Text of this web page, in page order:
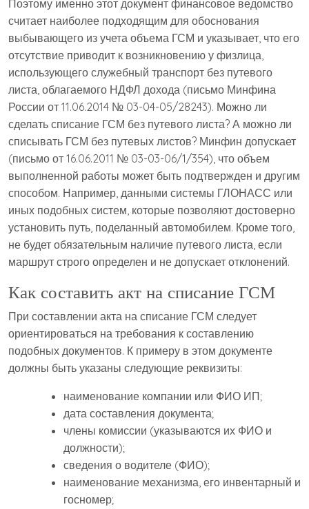
Поэтому именно этот документ финансовое ведомство
считает наиболее подходящим для обоснования
выбывающего из учета объема ГСМ и указывает, что его
отсутствие приводит к возникновению у физлица,
использующего служебный транспорт без путевого
листа, облагаемого НДФЛ дохода (письмо Минфина
России от 11.06.2014 № 03-04-05/28243). Можно ли
сделать списание ГСМ без путевого листа? А можно ли
списывать ГСМ без путевых листов? Минфин допускает
(письмо от 16.06.2011 № 03-03-06/1/354), что объем
выполненной работы может быть подтвержден и другим
способом. Например, данными системы ГЛОНАСС или
иных подобных систем, которые позволяют достоверно
установить путь, поделанный автомобилем. Кроме того,
не будет обязательным наличие путевого листа, если
маршрут строго определен и не допускает отклонений.
Как составить акт на списание ГСМ
При составлении акта на списание ГСМ следует
ориентироваться на требования к составлению
подобных документов. К примеру в этом документе
должны быть указаны следующие реквизиты:
наименование компании или ФИО ИП;
дата составления документа;
члены комиссии (указываются их ФИО и
должности);
сведения о водителе (ФИО);
наименование механизма, его инвентарный и
госномер;